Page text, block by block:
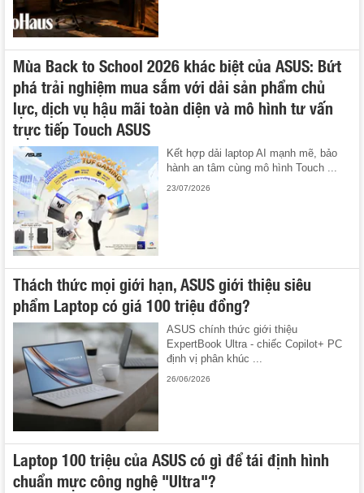
Mùa Back to School 2026 khác biệt của ASUS: Bứt
phá trải nghiệm mua sắm với dải sản phẩm chủ
lực, dịch vụ hậu mãi toàn diện và mô hình tư vấn
trực tiếp Touch ASUS
Kết hợp dải laptop AI mạnh mẽ, bảo
hành an tâm cùng mô hình Touch ...
23/07/2026
Thách thức mọi giới hạn, ASUS giới thiệu siêu
phẩm Laptop có giá 100 triệu đồng?
ASUS chính thức giới thiệu
ExpertBook Ultra - chiếc Copilot+ PC
định vị phân khúc ...
26/06/2026
Laptop 100 triệu của ASUS có gì để tái định hình
chuẩn mực công nghệ "Ultra"?